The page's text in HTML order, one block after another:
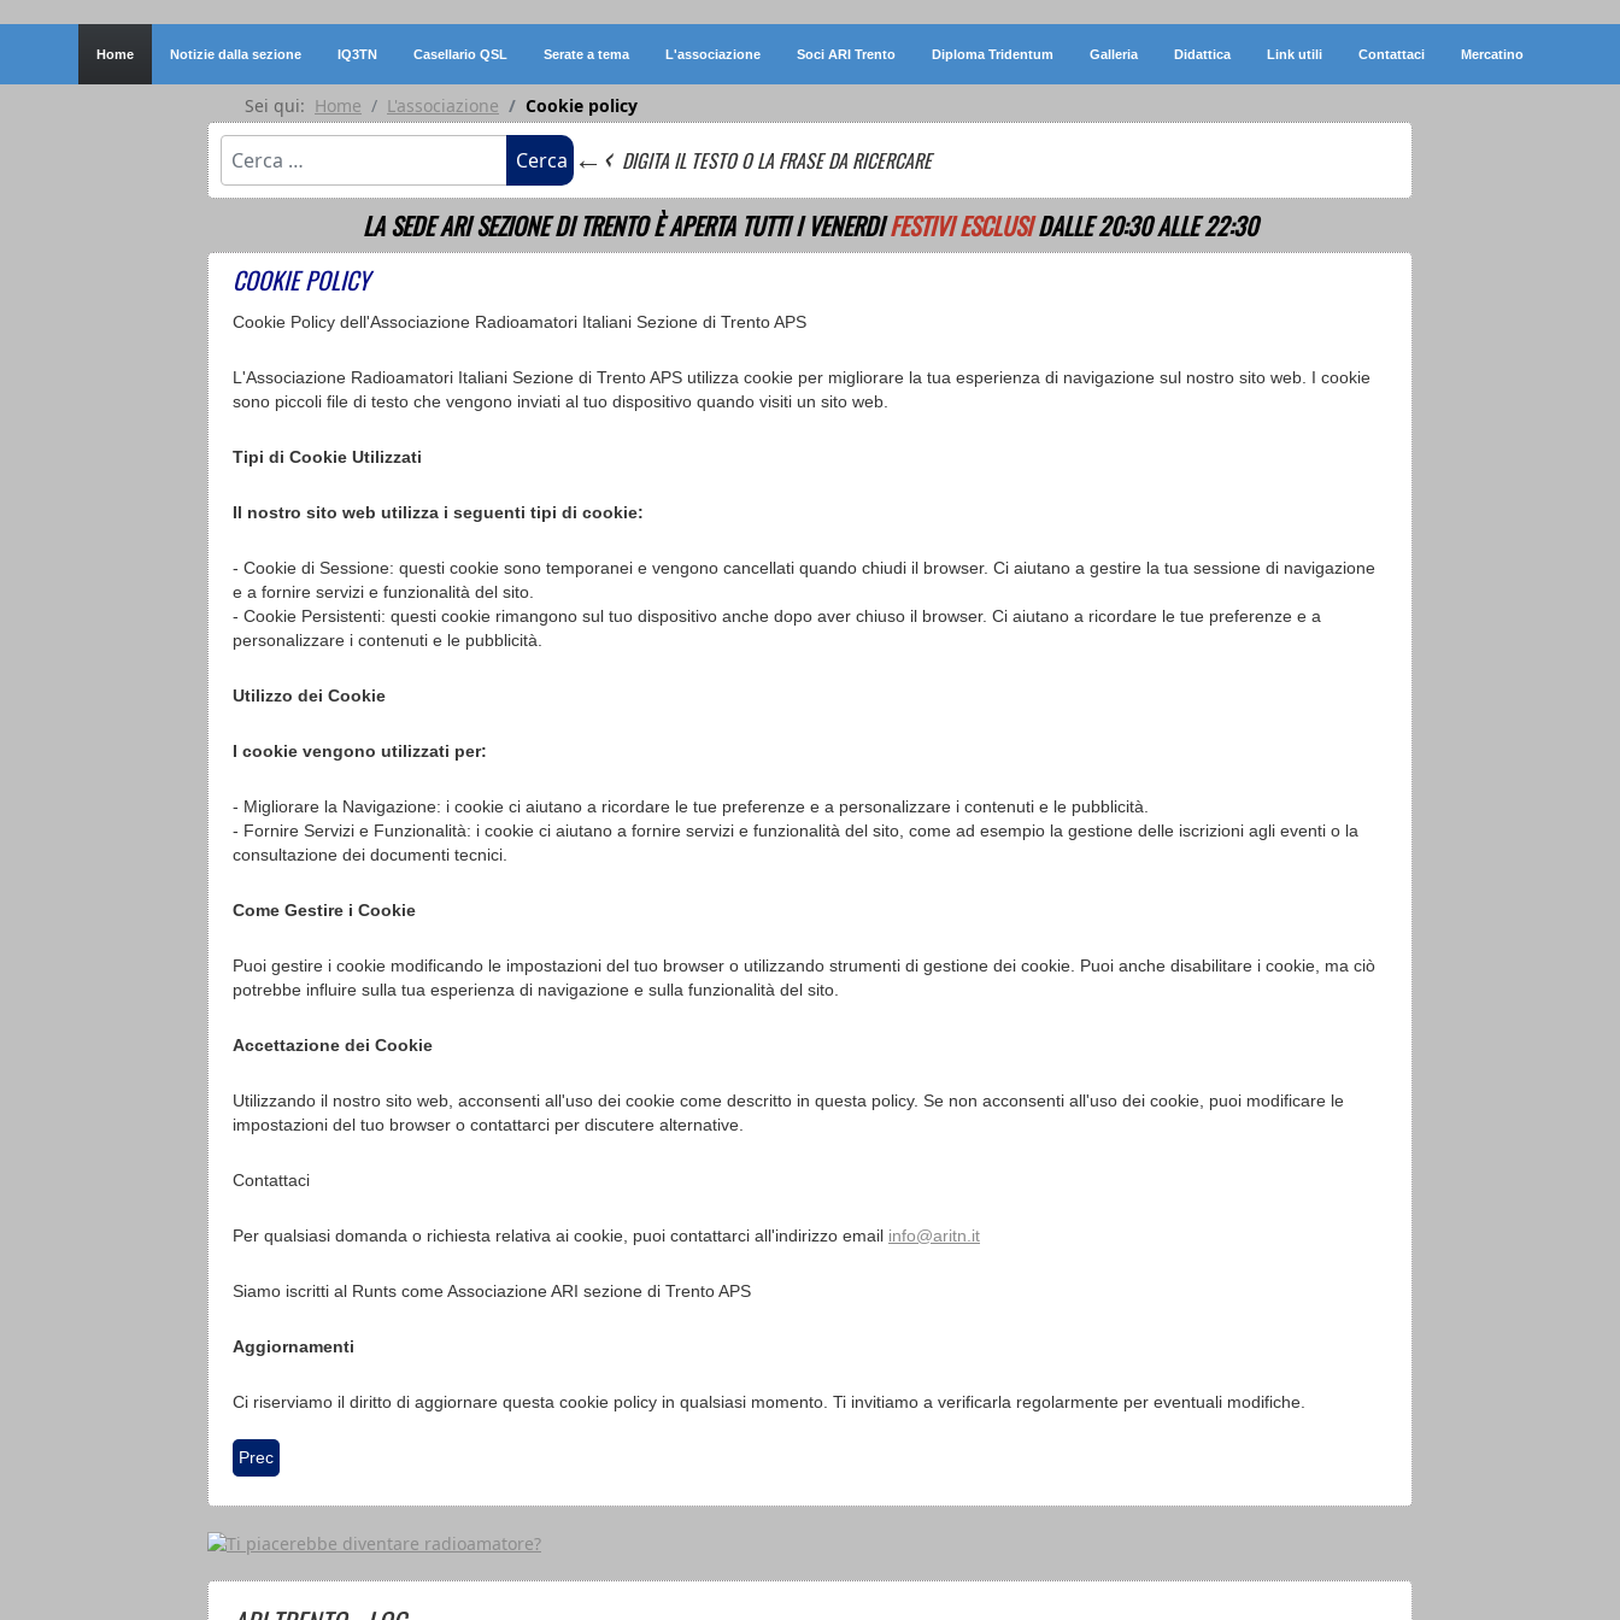
Home Notizie dalla sezione IQ3TN Casellario QSL Serate a tema L'associazione Soci ARI Trento Diploma Tridentum Galleria Didattica Link utili Contattaci Mercatino
Sei qui: Home L'associazione
Cookie policy
Cerca
Cerca ←‹ DIGITA IL TESTO O LA FRASE DA RICERCARE
LA SEDE ARI SEZIONE DI TRENTO È APERTA TUTTI I VENERDIFESTIVI ESCLUSI DALLE 20:30 ALLE 22:30
COOKIE POLICY
Cookie Policy dell'Associazione Radioamatori Italiani Sezione di Trento APS
L'Associazione Radioamatori Italiani Sezione di Trento APS utilizza cookie per migliorare la tua esperienza di navigazione sul nostro sito web. I cookie
sono piccoli file di testo che vengono inviati al tuo dispositivo quando visiti un sito web.
Tipi di Cookie Utilizzati
Il nostro sito web utilizza i seguenti tipi di cookie:
- Cookie di Sessione: questi cookie sono temporanei e vengono cancellati quando chiudi il browser. Ci aiutano a gestire la tua sessione di navigazione
e a fornire servizi e funzionalità del sito.
- Cookie Persistenti: questi cookie rimangono sul tuo dispositivo anche dopo aver chiuso il browser. Ci aiutano a ricordare le tue preferenze e a
personalizzare i contenuti e le pubblicità.
Utilizzo dei Cookie
I cookie vengono utilizzati per:
- Migliorare la Navigazione: i cookie ci aiutano a ricordare le tue preferenze e a personalizzare i contenuti e le pubblicità.
- Fornire Servizi e Funzionalità: i cookie ci aiutano a fornire servizi e funzionalità del sito, come ad esempio la gestione delle iscrizioni agli eventi o la
consultazione dei documenti tecnici.
Come Gestire i Cookie
Puoi gestire i cookie modificando le impostazioni del tuo browser o utilizzando strumenti di gestione dei cookie. Puoi anche disabilitare i cookie, ma ciò
potrebbe influire sulla tua esperienza di navigazione e sulla funzionalità del sito.
Accettazione dei Cookie
Utilizzando il nostro sito web, acconsenti all'uso dei cookie come descritto in questa policy. Se non acconsenti all'uso dei cookie, puoi modificare le
impostazioni del tuo browser o contattarci per discutere alternative.
Contattaci
Per qualsiasi domanda o richiesta relativa ai cookie, puoi contattarci all'indirizzo email info@aritn.it
Siamo iscritti al Runts come Associazione ARI sezione di Trento APS
Aggiornamenti
Ci riserviamo il diritto di aggiornare questa cookie policy in qualsiasi momento. Ti invitiamo a verificarla regolarmente per eventuali modifiche.
Articolo precedente: Privacy Policy
Prec